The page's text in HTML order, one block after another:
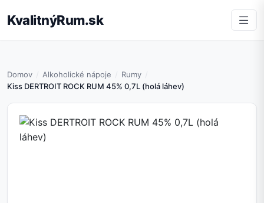
KvalitnýRum.sk
Domov Alkoholické nápoje
Rumy
Kiss DERTROIT ROCK RUM 45% 0,7L (holá láhev)